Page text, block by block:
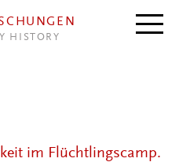
HISTORY
im Flüchtlingscamp.